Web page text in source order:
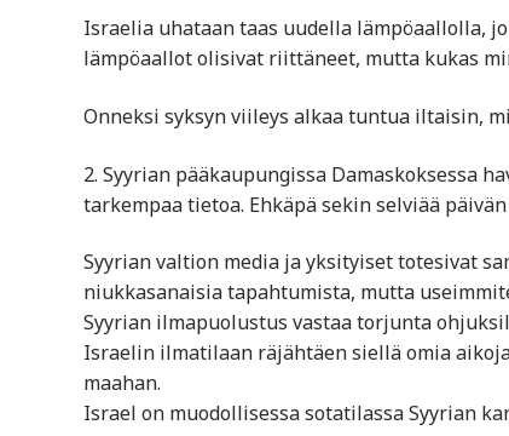
Israelia uhataan taas uudella lämpöaallolla,
lämpöaallot olisivat riittäneet, mutta kukas
Onneksi syksyn viileys alkaa tuntua iltaisin,
2. Syyrian pääkaupungissa Damaskoksessa
tarkempaa tietoa. Ehkäpä sekin selviää
Syyrian valtion media ja yksityiset totesivat
niukkasanaisia tapahtumista, mutta
Syyrian ilmapuolustus vastaa torjunta
Israelin ilmatilaan räjähtäen siellä omia
maahan.
Israel on muodollisessa sotatilassa Syyrian